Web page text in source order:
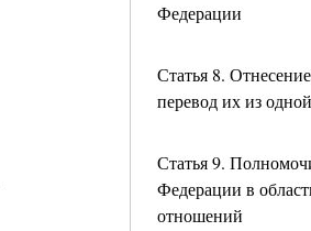
Федерации
Статья 8.
перевод их из
Статья 9.
Федерации в
отношений